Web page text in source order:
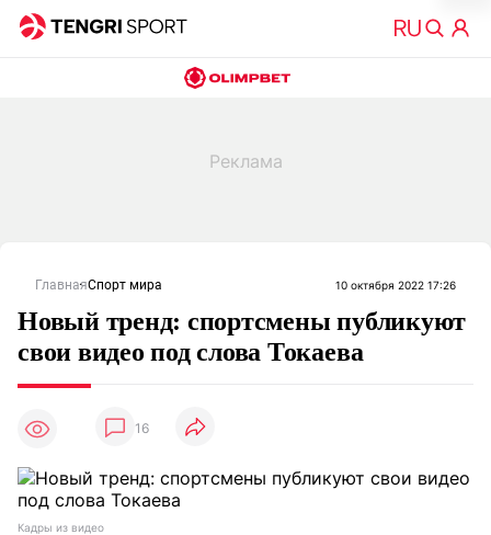
ГлавнаяСпорт мира 10 октября 2022 17:26
Новый тренд: спортсмены публикуют
свои видео под слова Токаева
16
Кадры из видео